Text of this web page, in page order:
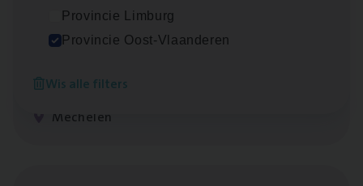
Provincie Limburg
Provincie Oost-Vlaanderen
Wis alle filters
Dos­sier­be­heer­der Onder­ne­min­gen Van­b­
Insurance Operations
Mechelen